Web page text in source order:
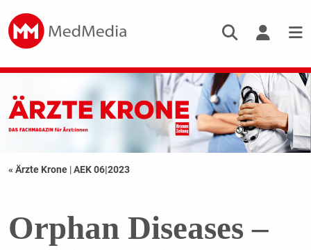
« Ärzte Krone |AEK 06|2023
Orphan Diseases –